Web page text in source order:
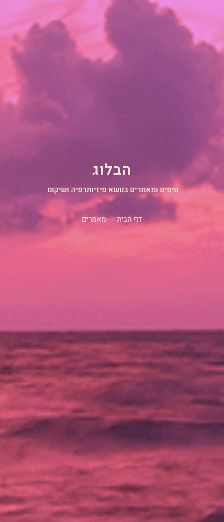
הבלוג
טיפים ומאמרים בנושא פיזיותרפיה ושיקום
דף הבית מאמרים